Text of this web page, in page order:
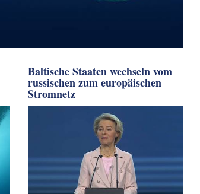
Baltische Staaten wechseln vom
russischen zum europäischen
Stromnetz